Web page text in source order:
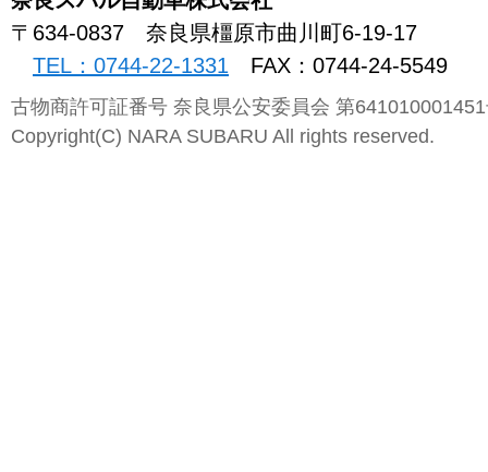
〒634-0837
奈良県橿原市曲川町6-19-17
TEL：0744-22-1331
FAX：0744-24-5549
古物商許可証番号 奈良県公安委員会 第
Copyright(C) NARA SUBARU All rights reserved.